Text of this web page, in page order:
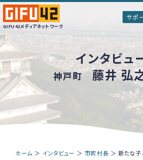
GIFU42メディアネットワーク
サポ
GIFU42メディアネットワークとは
ぎふのトップインタビュー
インタビュ
神戸町藤井 弘
ホーム ＞ インタビュー ＞市町村長＞新たな子